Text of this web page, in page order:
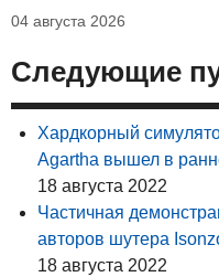
04 августа 2026
Следующие
Хардкорный
Agartha вышел в
18 августа 2022
Частичная
авторов шутера
18 августа 2022